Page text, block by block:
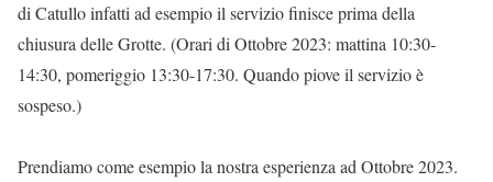
di Catullo infatti ad esempio il servizio finisce prima della
chiusura delle Grotte. (Orari di Ottobre 2023: mattina 10:30-
14:30, pomeriggio 13:30-17:30. Quando piove il servizio è
sospeso.)
Prendiamo come esempio la nostra esperienza ad Ottobre 2023.